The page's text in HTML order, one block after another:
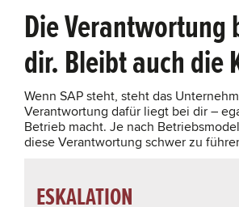
Die Verantwortung
dir. Bleibt auch die
Wenn SAP steht, steht das
Verantwortung dafür liegt bei dir –
Betrieb macht. Je nach
diese Verantwortung schwer zu
ESKALATION